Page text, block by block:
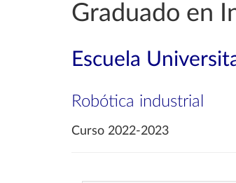
Graduado en
Escuela
Robótica industrial
Curso 2022-2023